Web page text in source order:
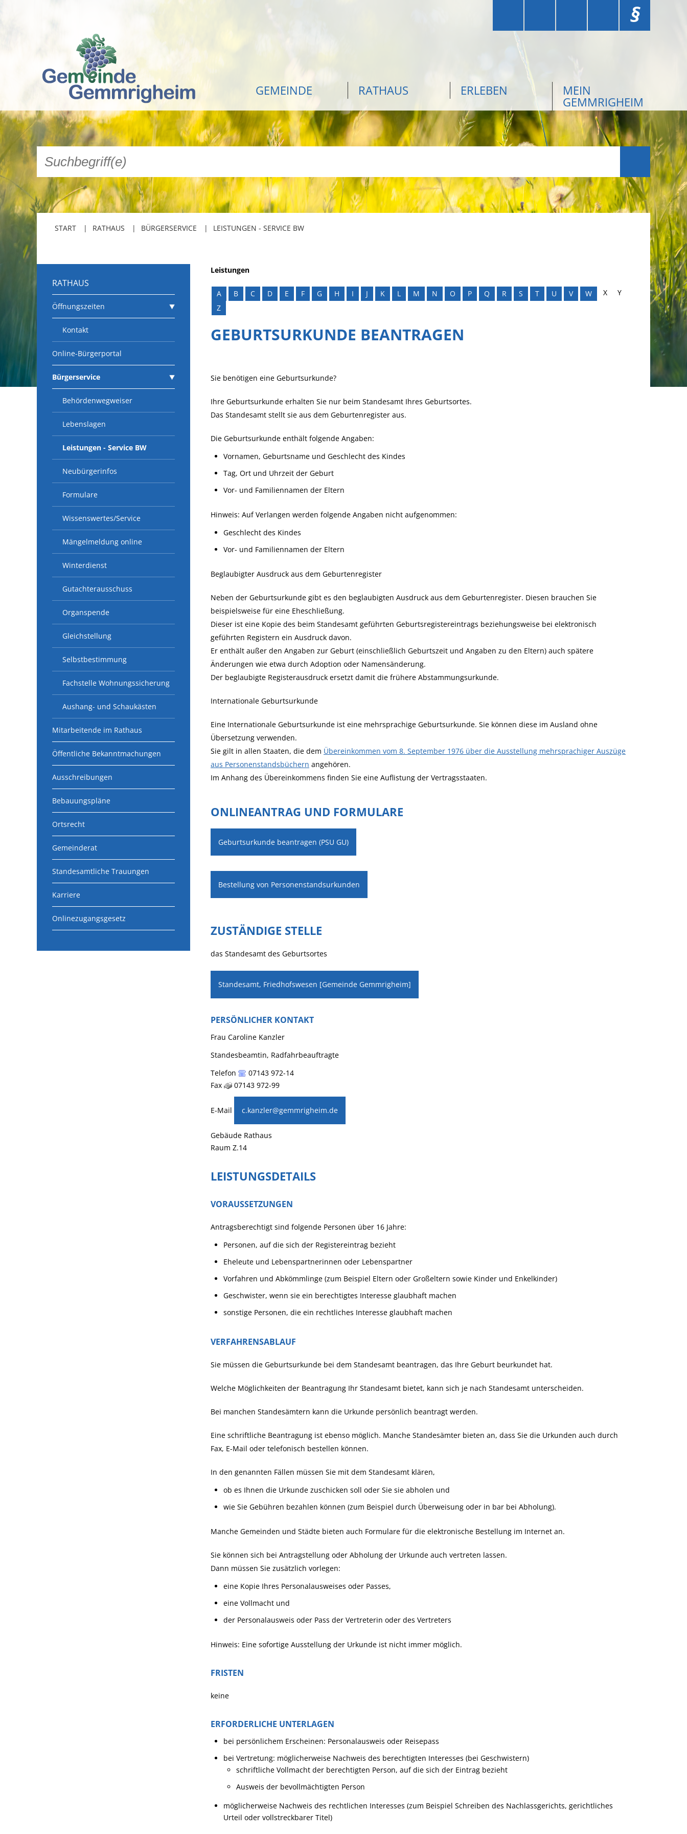
§
GEMEINDE RATHAUS ERLEBEN MEIN
GEMMRIGHEIM
START RATHAUS BÜRGERSERVICE LEISTUNGEN - SERVICE BW
RATHAUS
Öffnungszeiten
Kontakt
Online-Bürgerportal
Bürgerservice
Behördenwegweiser
Lebenslagen
Leistungen - Service BW
Neubürgerinfos
Formulare
Wissenswertes/Service
Mängelmeldung online
Winterdienst
Gutachterausschuss
Organspende
Gleichstellung
Selbstbestimmung
Fachstelle Wohnungssicherung
Aushang- und Schaukästen
Mitarbeitende im Rathaus
Öffentliche Bekanntmachungen
Ausschreibungen
Bebauungspläne
Ortsrecht
Gemeinderat
Standesamtliche Trauungen
Karriere
Onlinezugangsgesetz
Leistungen
A B C D E F G H I J K L M N O P Q R S T U V W X
Y
Z
GEBURTSURKUNDE BEANTRAGEN
Sie benötigen eine Geburtsurkunde?
Ihre Geburtsurkunde erhalten Sie nur beim Standesamt Ihres Geburtsortes.
Das Standesamt stellt sie aus dem Geburtenregister aus.
Die Geburtsurkunde enthält folgende Angaben:
Vornamen, Geburtsname und Geschlecht des Kindes
Tag, Ort und Uhrzeit der Geburt
Vor- und Familiennamen der Eltern
Hinweis: Auf Verlangen werden folgende Angaben nicht aufgenommen:
Geschlecht des Kindes
Vor- und Familiennamen der Eltern
Beglaubigter Ausdruck aus dem Geburtenregister
Neben der Geburtsurkunde gibt es den beglaubigten Ausdruck aus dem Geburtenregister. Diesen brauchen Sie
beispielsweise für eine Eheschließung.
Dieser ist eine Kopie des beim Standesamt geführten Geburtsregistereintrags beziehungsweise bei elektronisch
geführten Registern ein Ausdruck davon.
Er enthält außer den Angaben zur Geburt (einschließlich Geburtszeit und Angaben zu den Eltern) auch spätere
Änderungen wie etwa durch Adoption oder Namensänderung.
Der beglaubigte Registerausdruck ersetzt damit die frühere Abstammungsurkunde.
Internationale Geburtsurkunde
Eine Internationale Geburtsurkunde ist eine mehrsprachige Geburtsurkunde. Sie können diese im Ausland ohne
Übersetzung verwenden.
Sie gilt in allen Staaten, die dem Übereinkommen vom 8. September 1976 über die Ausstellung mehrsprachiger Auszüge
aus Personenstandsbüchern angehören.
Im Anhang des Übereinkommens finden Sie eine Auflistung der Vertragsstaaten.
ONLINEANTRAG UND FORMULARE
Geburtsurkunde beantragen (PSU GU)
Bestellung von Personenstandsurkunden
ZUSTÄNDIGE STELLE
das Standesamt des Geburtsortes
Standesamt, Friedhofswesen [Gemeinde Gemmrigheim]
PERSÖNLICHER KONTAKT
Frau Caroline Kanzler
Standesbeamtin, Radfahrbeauftragte
Telefon
07143 972-14
Fax
07143 972-99
E-Mail c.kanzler@gemmrigheim.de
Gebäude Rathaus
Raum Z.14
LEISTUNGSDETAILS
VORAUSSETZUNGEN
Antragsberechtigt sind folgende Personen über 16 Jahre:
Personen, auf die sich der Registereintrag bezieht
Eheleute und Lebenspartnerinnen oder Lebenspartner
Vorfahren und Abkömmlinge (zum Beispiel Eltern oder Großeltern sowie Kinder und Enkelkinder)
Geschwister, wenn sie ein berechtigtes Interesse glaubhaft machen
sonstige Personen, die ein rechtliches Interesse glaubhaft machen
VERFAHRENSABLAUF
Sie müssen die Geburtsurkunde bei dem Standesamt beantragen, das Ihre Geburt beurkundet hat.
Welche Möglichkeiten der Beantragung Ihr Standesamt bietet, kann sich je nach Standesamt unterscheiden.
Bei manchen Standesämtern kann die Urkunde persönlich beantragt werden.
Eine schriftliche Beantragung ist ebenso möglich. Manche Standesämter bieten an, dass Sie die Urkunden auch durch
Fax, E-Mail oder telefonisch bestellen können.
In den genannten Fällen müssen Sie mit dem Standesamt klären,
ob es Ihnen die Urkunde zuschicken soll oder Sie sie abholen und
wie Sie Gebühren bezahlen können (zum Beispiel durch Überweisung oder in bar bei Abholung).
Manche Gemeinden und Städte bieten auch Formulare für die elektronische Bestellung im Internet an.
Sie können sich bei Antragstellung oder Abholung der Urkunde auch vertreten lassen.
Dann müssen Sie zusätzlich vorlegen:
eine Kopie Ihres Personalausweises oder Passes,
eine Vollmacht und
der Personalausweis oder Pass der Vertreterin oder des Vertreters
Hinweis: Eine sofortige Ausstellung der Urkunde ist nicht immer möglich.
FRISTEN
keine
ERFORDERLICHE UNTERLAGEN
bei persönlichem Erscheinen: Personalausweis oder Reisepass
bei Vertretung: möglicherweise Nachweis des berechtigten Interesses (bei Geschwistern)
schriftliche Vollmacht der berechtigten Person, auf die sich der Eintrag bezieht
Ausweis der bevollmächtigten Person
möglicherweise Nachweis des rechtlichen Interesses (zum Beispiel Schreiben des Nachlassgerichts, gerichtliches
Urteil oder vollstreckbarer Titel)